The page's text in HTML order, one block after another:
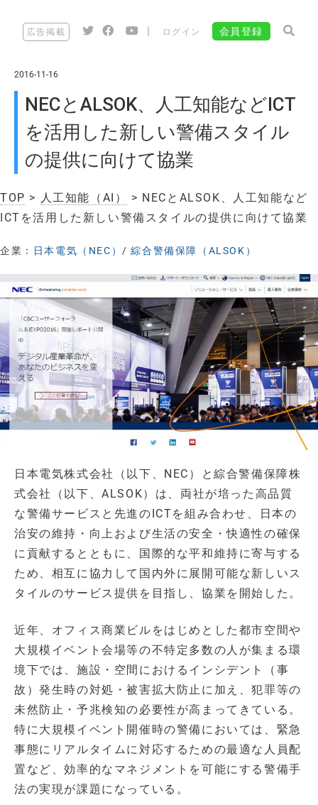
広告掲載 ログイン 会員登録
2016-11-16
NECとALSOK、人工知能などICT
を活用した新しい警備スタイル
の提供に向けて協業
TOP > 人工知能（AI）
> NECとALSOK、人工知能など
ICTを活用した新しい警備スタイルの提供に向けて協業
企業： 日本電気（NEC）/綜合警備保障（ALSOK）
日本電気株式会社（以下、NEC）と綜合警備保障株
式会社（以下、ALSOK）は、両社が培った高品質
な警備サービスと先進のICTを組み合わせ、日本の
治安の維持・向上および生活の安全・快適性の確保
に貢献するとともに、国際的な平和維持に寄与する
ため、相互に協力して国内外に展開可能な新しいス
タイルのサービス提供を目指し、協業を開始した。
近年、オフィス商業ビルをはじめとした都市空間や
大規模イベント会場等の不特定多数の人が集まる環
境下では、施設・空間におけるインシデント（事
故）発生時の対処・被害拡大防止に加え、犯罪等の
未然防止・予兆検知の必要性が高まってきている。
特に大規模イベント開催時の警備においては、緊急
事態にリアルタイムに対応するための最適な人員配
置など、効率的なマネジメントを可能にする警備手
法の実現が課題になっている。